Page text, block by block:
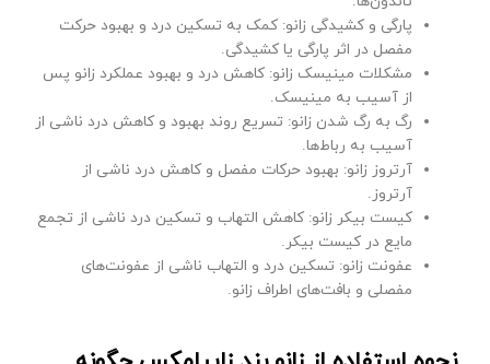
پارگی و کشیدگی زانو: کمک به تسکین درد و بهبود حرکت
مفصل در اثر پارگی یا کشیدگی.
مشکلات مینیسک زانو: کاهش درد و بهبود عملکرد زانو پس
از آسیب به مینیسک.
رگ به رگ شدن زانو: تسریع روند بهبود و کاهش درد ناشی از
آسیب به رباط‌ها.
آرتروز زانو: بهبود حرکات مفصل و کاهش درد ناشی از
آرتروز.
کیست بیکر زانو: کاهش التهاب و تسکین درد ناشی از تجمع
مایع در کیست بیکر.
عفونت زانو: تسکین درد و التهاب ناشی از عفونت‌های
مفصلی و بافت‌های اطراف زانو.